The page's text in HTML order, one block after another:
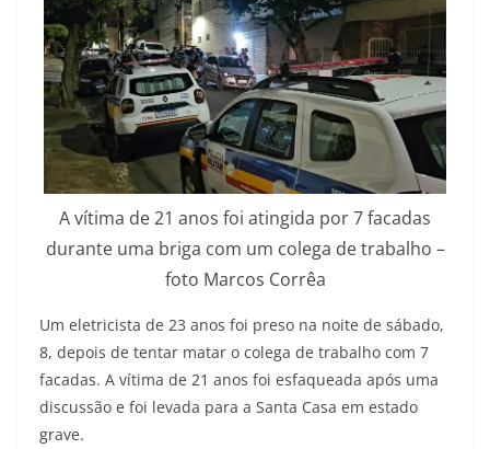
A vítima de 21 anos foi atingida por 7 facadas
durante uma briga com um colega de trabalho –
foto Marcos Corrêa
Um eletricista de 23 anos foi preso na noite de sábado,
8, depois de tentar matar o colega de trabalho com 7
facadas. A vítima de 21 anos foi esfaqueada após uma
discussão e foi levada para a Santa Casa em estado
grave.